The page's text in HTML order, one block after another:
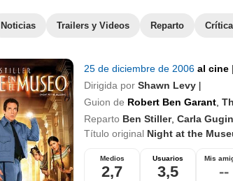
Noticias Trailers y Videos Reparto
25 de diciembre de 2006 al cine |
Dirigida por Shawn Levy
Guion de Robert Ben Garant
Reparto Ben Stiller, Carla
Título original Night at the
Medios
2,7
Usuarios
3,5
Mis
--